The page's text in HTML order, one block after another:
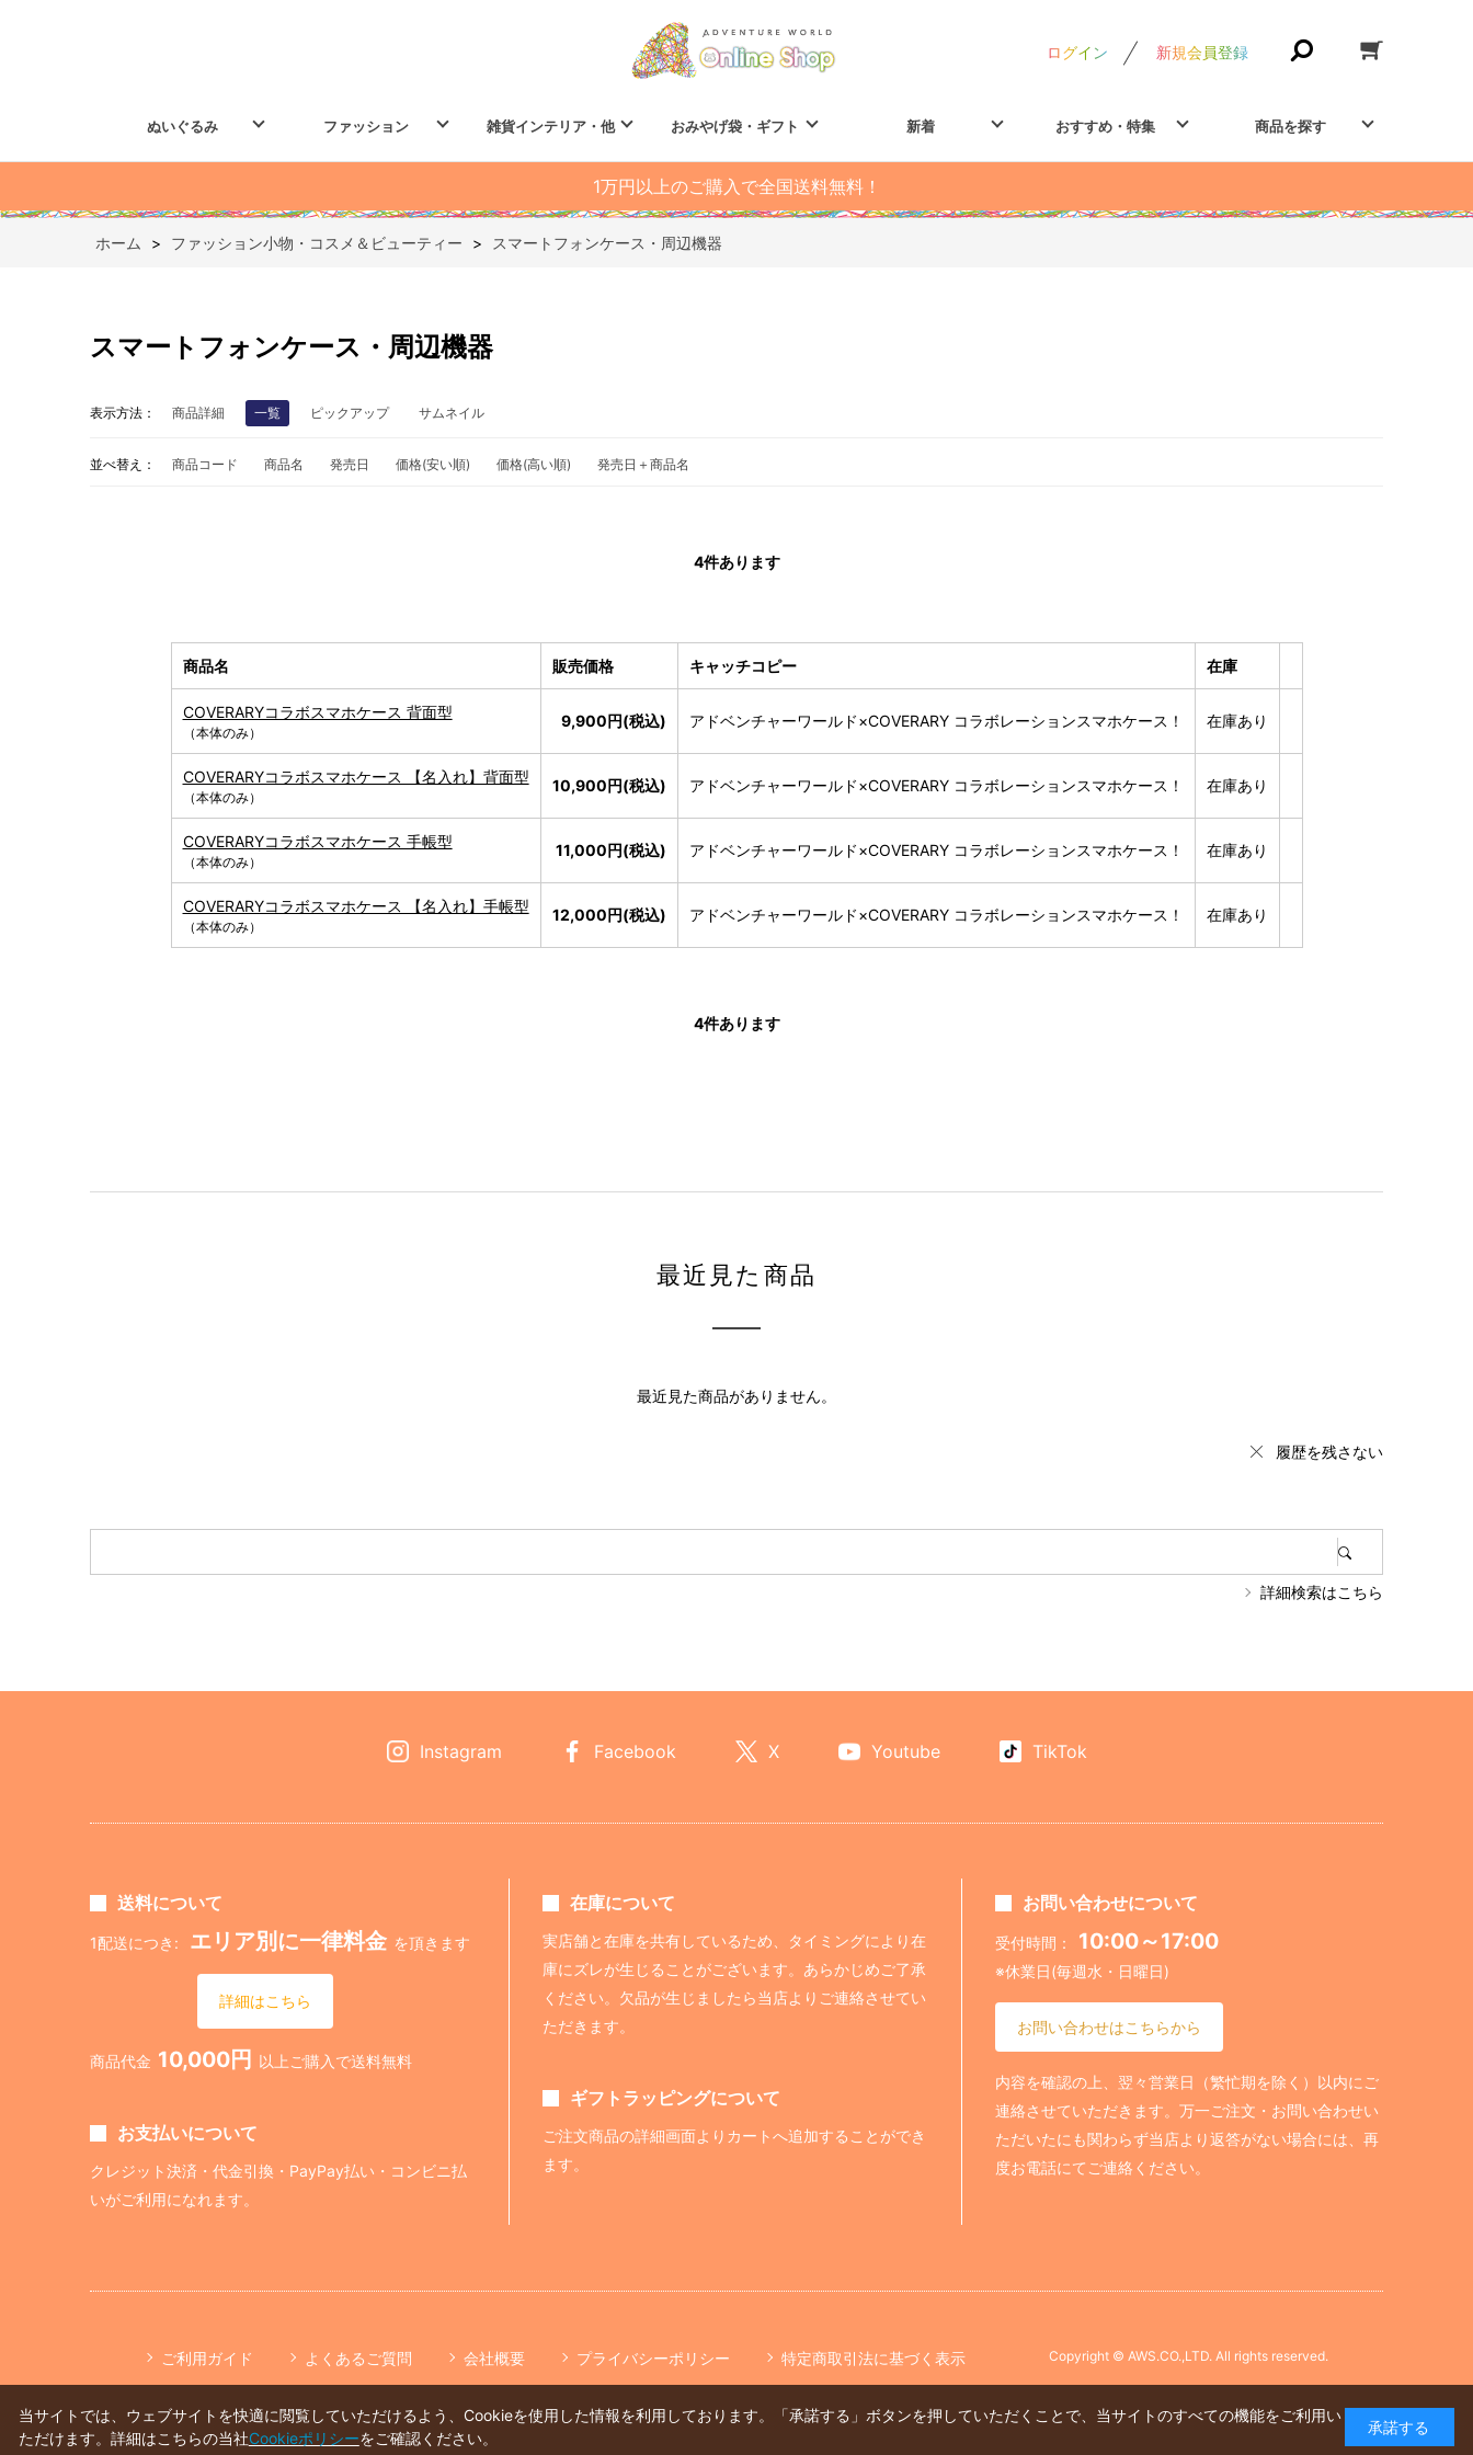
ログイン 新規会員登録
ぬいぐるみ ファッション 雑貨インテリア・他 おみやげ袋・ギフト 新着 おすすめ・特集 商品を探す
1万円以上のご購入で全国送料無料！
ホーム > ファッション小物・コスメ＆ビューティー > スマートフォンケース・周辺機器
スマートフォンケース・周辺機器
表示方法： 商品詳細 一覧 ピックアップ サムネイル
並べ替え： 商品コード 商品名 発売日 価格(安い順) 価格(高い順) 発売日＋商品名
4件あります
商品名 販売価格 キャッチコピー 在庫
COVERARYコラボスマホケース 背面型
（本体のみ）
9,900円(税込) アドベンチャーワールド×COVERARY コラボレーションスマホケース！ 在庫あり
COVERARYコラボスマホケース 【名入れ】背面型
（本体のみ）
10,900円(税込) アドベンチャーワールド×COVERARY コラボレーションスマホケース！ 在庫あり
COVERARYコラボスマホケース 手帳型
（本体のみ）
11,000円(税込) アドベンチャーワールド×COVERARY コラボレーションスマホケース！ 在庫あり
COVERARYコラボスマホケース 【名入れ】手帳型
（本体のみ）
12,000円(税込) アドベンチャーワールド×COVERARY コラボレーションスマホケース！ 在庫あり
4件あります
最近見た商品
最近見た商品がありません。
履歴を残さない
詳細検索はこちら
Instagram Facebook X Youtube TikTok
送料について
1配送につき: エリア別に一律料金 を頂きます
詳細はこちら
商品代金 10,000円 以上ご購入で送料無料
お支払いについて
クレジット決済・代金引換・PayPay払い・コンビニ払
いがご利用になれます。
在庫について
実店舗と在庫を共有しているため、タイミングにより在
庫にズレが生じることがございます。あらかじめご了承
ください。欠品が生じましたら当店よりご連絡させてい
ただきます。
ギフトラッピングについて
ご注文商品の詳細画面よりカートへ追加することができ
ます。
お問い合わせについて
受付時間： 10:00～17:00
※休業日(毎週水・日曜日)
お問い合わせはこちらから
内容を確認の上、翌々営業日（繁忙期を除く）以内にご
連絡させていただきます。万一ご注文・お問い合わせい
ただいたにも関わらず当店より返答がない場合には、再
度お電話にてご連絡ください。
ご利用ガイド よくあるご質問 会社概要 プライバシーポリシー 特定商取引法に基づく表示 Copyright © AWS.CO.,LTD. All rights reserved.
当サイトでは、ウェブサイトを快適に閲覧していただけるよう、Cookieを使用した情報を利用しております。「承諾する」ボタンを押していただくことで、当サイトのすべての機能をご利用い
ただけます。詳細はこちらの当社Cookieポリシーをご確認ください。
承諾する